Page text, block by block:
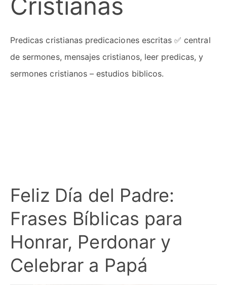
Predicas cristianas predicaciones escritas ✅ central
de sermones, mensajes cristianos, leer predicas, y
sermones cristianos – estudios biblicos.
Feliz Día del Padre:
Frases Bíblicas para
Honrar, Perdonar y
Celebrar a Papá